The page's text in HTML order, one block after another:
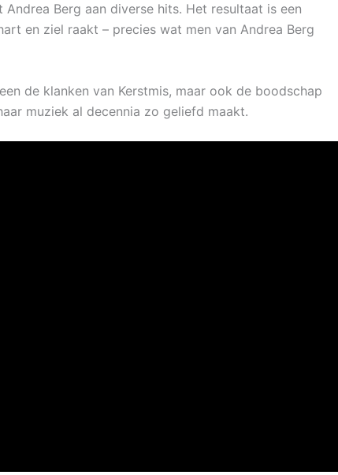
Berg aan diverse hits. Het resultaat is een
en ziel raakt – precies wat men van Andrea Berg
de klanken van Kerstmis, maar ook de boodschap
muziek al decennia zo geliefd maakt.